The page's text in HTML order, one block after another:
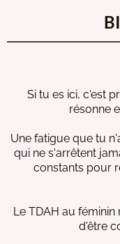
Si tu es ici, c'est
résonne
Une fatigue que tu
qui ne s'arrêtent
constants pour
Le TDAH au
d'être